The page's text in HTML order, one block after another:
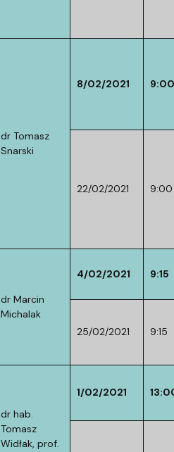
dr Tomasz
Snarski
8/02/2021 9:00
22/02/2021 9:00
dr Marcin
Michalak
4/02/2021 9:15
25/02/2021 9:15
dr hab.
Tomasz
Widłak, prof.
1/02/2021